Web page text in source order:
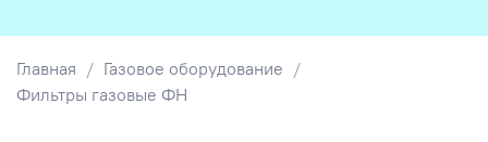
Главная
Газовое оборудование
Фильтры газовые ФН